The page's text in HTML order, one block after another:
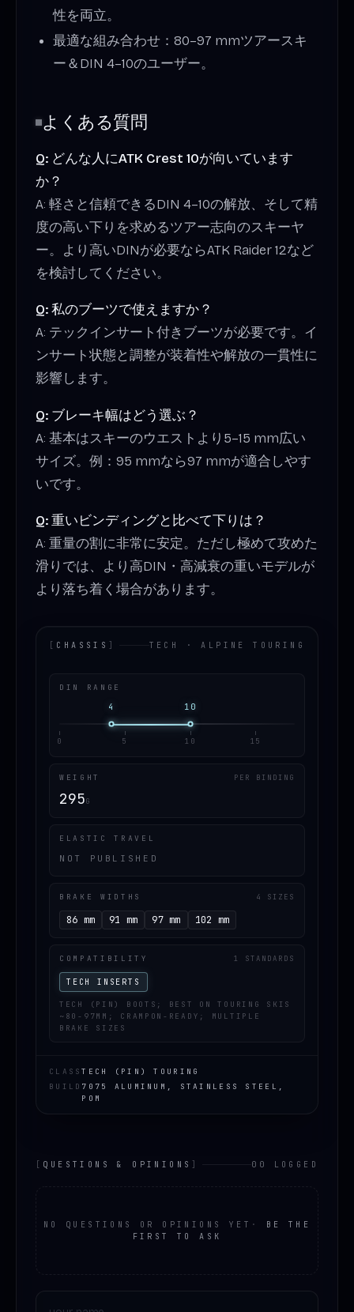
性を両立。
最適な組み合わせ：80–97 mmツアースキ
ー＆DIN 4–10のユーザー。
よくある質問
Q: どんな人にATK Crest 10が向いています
か？
A: 軽さと信頼できるDIN 4–10の解放、そして精
度の高い下りを求めるツアー志向のスキーヤ
ー。より高いDINが必要ならATK Raider 12など
を検討してください。
Q: 私のブーツで使えますか？
A: テックインサート付きブーツが必要です。イ
ンサート状態と調整が装着性や解放の一貫性に
影響します。
Q: ブレーキ幅はどう選ぶ？
A: 基本はスキーのウエストより5–15 mm広い
サイズ。例：95 mmなら97 mmが適合しやす
いです。
Q: 重いビンディングと比べて下りは？
A: 重量の割に非常に安定。ただし極めて攻めた
滑りでは、より高DIN・高減衰の重いモデルが
より落ち着く場合があります。
CHASSIS TECH · ALPINE TOURING
DIN RANGE
4
10
0 5 10 15
WEIGHT PER BINDING
295G
ELASTIC TRAVEL
NOT PUBLISHED
BRAKE WIDTHS 4 SIZES
86 mm 91 mm 97 mm 102 mm
COMPATIBILITY 1 STANDARDS
TECH INSERTS
TECH (PIN) BOOTS; BEST ON TOURING SKIS
~80-97MM; CRAMPON-READY; MULTIPLE
BRAKE SIZES
CLASSTECH (PIN) TOURING
BUILD 7075 ALUMINUM, STAINLESS STEEL,
POM
QUESTIONS & OPINIONS 00 LOGGED
NO QUESTIONS OR OPINIONS YET ·
BE THE
FIRST TO ASK